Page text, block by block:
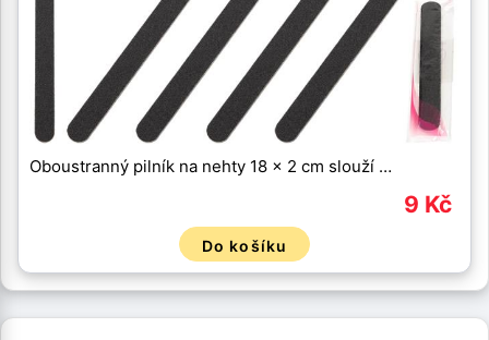
Oboustranný pilník na nehty 18 x 2 cm slouží …
9 Kč
Do košíku